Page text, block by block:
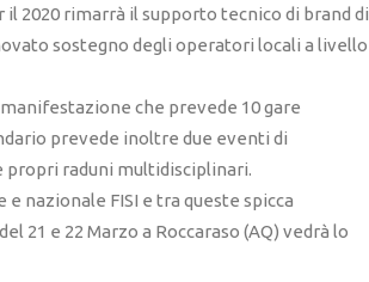
il 2020 rimarrà il supporto tecnico di brand di
sostegno degli operatori locali a livello
che prevede 10 gare
prevede inoltre due eventi di
raduni multidisciplinari.
nazionale FISI e tra queste spicca
21 e 22 Marzo a Roccaraso (AQ) vedrà lo